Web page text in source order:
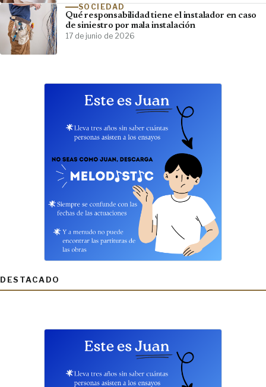
SOCIEDAD
Qué responsabilidad tiene el instalador en caso
de siniestro por mala instalación
17 de junio de 2026
DESTACADO